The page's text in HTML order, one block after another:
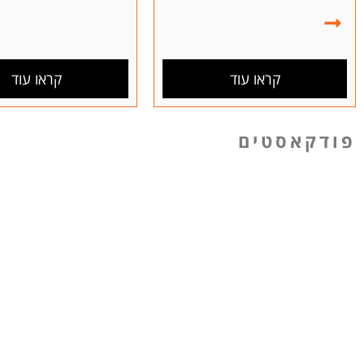
קראו עוד קראו עוד
פודקאסטים